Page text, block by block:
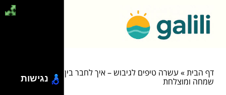
דף הבית» עשרה טיפים לגיבוש – איך לחבר בין עובדים באווירה
שמחה ומוצלחת
נגישות